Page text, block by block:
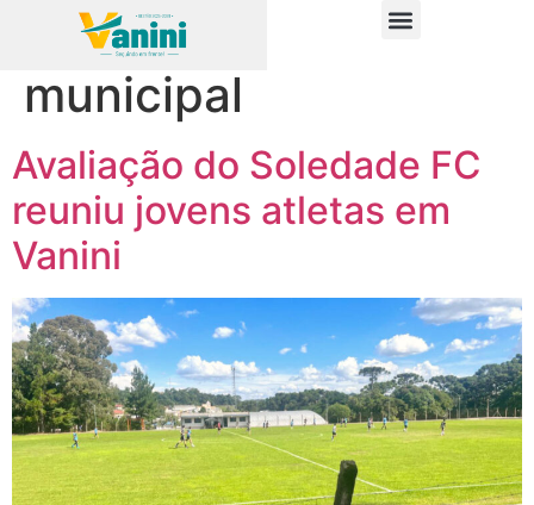
Tag:campo
municipal
Avaliação do Soledade FC
reuniu jovens atletas em
Vanini